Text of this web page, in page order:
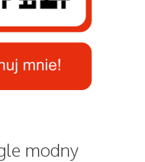
modny